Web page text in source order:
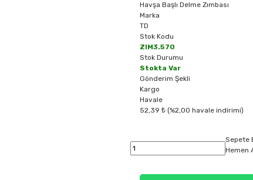
Havşa Başlı Delme Zımbası
Marka
TD
Stok Kodu
ZIM3.570
Stok Durumu
Stokta Var
Gönderim Şekli
Kargo
Havale
52,39 ₺ (%2,00 havale indirimi)
Sepete
Hemen